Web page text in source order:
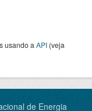
usando a API (veja
de Energia